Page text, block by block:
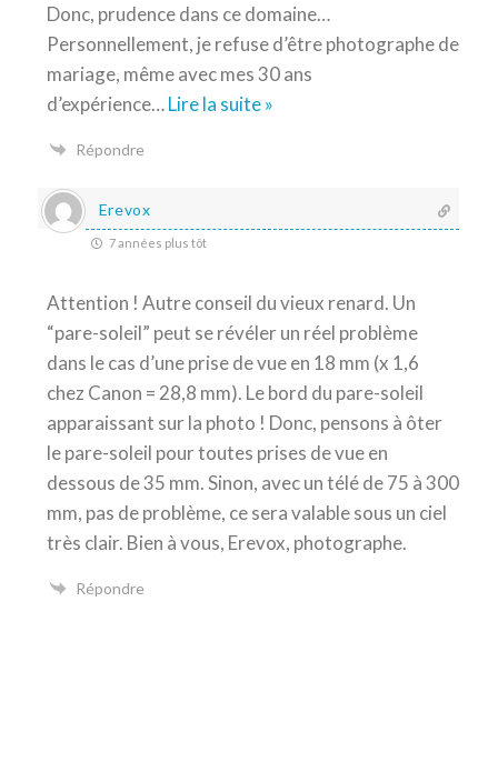
Donc, prudence dans ce domaine…
Personnellement, je refuse d’être photographe de
mariage, même avec mes 30 ans
d’expérience…Lire la suite »
Répondre
Erevox
7 années plus tôt
Attention ! Autre conseil du vieux renard. Un
“pare-soleil” peut se révéler un réel problème
dans le cas d’une prise de vue en 18 mm (x 1,6
chez Canon = 28,8 mm). Le bord du pare-soleil
apparaissant sur la photo ! Donc, pensons à ôter
le pare-soleil pour toutes prises de vue en
dessous de 35 mm. Sinon, avec un télé de 75 à 300
mm, pas de problème, ce sera valable sous un ciel
très clair. Bien à vous, Erevox, photographe.
Répondre